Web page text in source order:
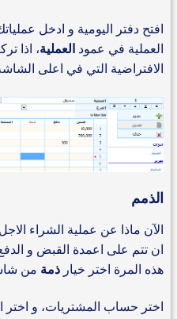
افتح دفتر اليومية و ادخل
العملية في عمود العملية، اذا
الافتراضية التي في اعلى
الذمم
الآن ماذا عن عملية الشراء
ان تتم على اعمدة القبض و
هذه المرة اختر خيار ذمة من
اختر حساب المشتريات، و اختر